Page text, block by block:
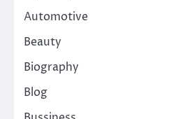
Automotive
Beauty
Biography
Blog